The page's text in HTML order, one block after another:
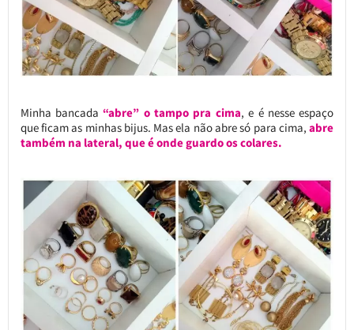
Minha bancada “abre” o tampo pra cima, e é nesse espaço
que ficam as minhas bijus. Mas ela não abre só para cima,abre
também na lateral, que é onde guardo os colares.